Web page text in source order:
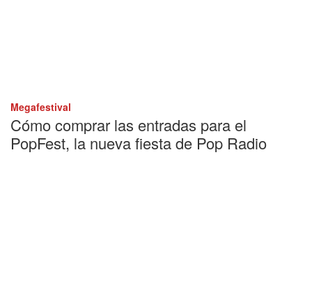
Megafestival
Cómo comprar las entradas para el
PopFest, la nueva fiesta de Pop Radio